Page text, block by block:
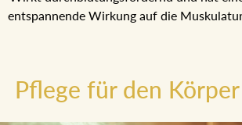
Wirkt durchblutungsfördernd und hat eine
Pflege für den Körper